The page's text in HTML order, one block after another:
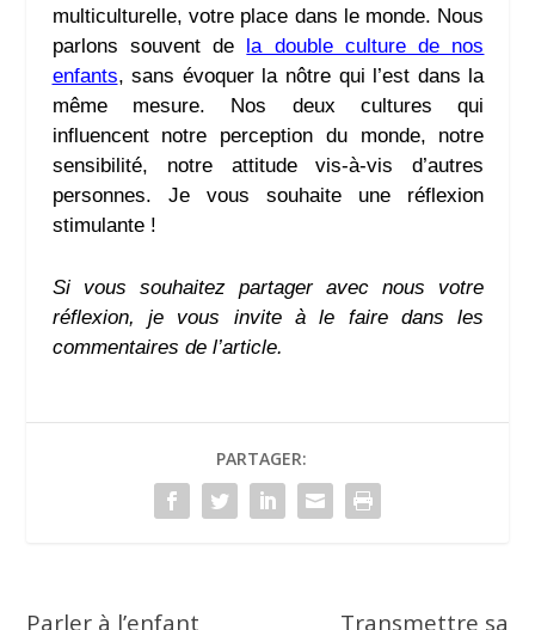
multiculturelle, votre place dans le monde. Nous
parlons souvent de
la double culture de nos
enfants, sans évoquer la nôtre qui l’est dans la
même mesure. Nos deux cultures qui
influencent notre perception du monde, notre
sensibilité, notre attitude vis-à-vis d’autres
personnes. Je vous souhaite une réflexion
stimulante !
Si vous souhaitez partager avec nous votre
réflexion, je vous invite à le faire dans les
commentaires de l’article.
PARTAGER:
Parler à l’enfant
Transmettre sa